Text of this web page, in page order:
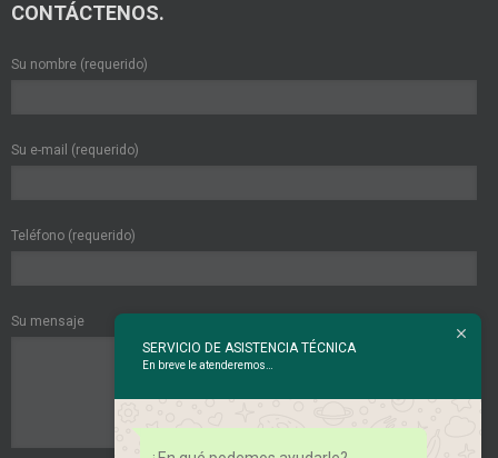
CONTÁCTENOS.
Su nombre (requerido)
Su e-mail (requerido)
Teléfono (requerido)
Su mensaje
SERVICIO DE ASISTENCIA TÉCNICA
En breve le atenderemos…